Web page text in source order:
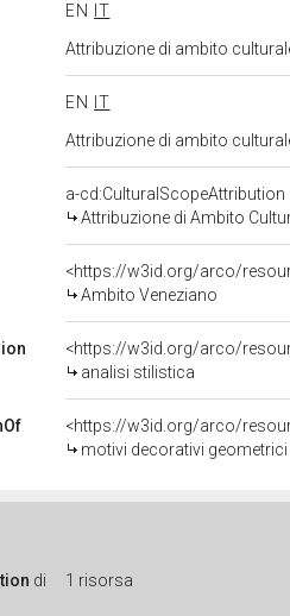
EN
IT
Attribuzione di ambito
EN
IT
Attribuzione di ambito
a-cd:CulturalScopeAttribution
Attribuzione di Ambito
<https://w3id.org/arco/
Ambito Veneziano
<https://w3id.org/arco/
analisi stilistica
<https://w3id.org/arco/
motivi decorativi
di 1 risorsa